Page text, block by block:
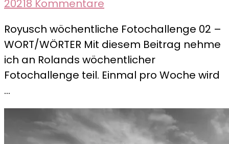
20218 Kommentare
(sieht’s
zur
Zeit
aus)
Royusch wöchentliche Fotochallenge 02 –
WORT/WÖRTER Mit diesem Beitrag nehme
ich an Rolands wöchentlicher
Fotochallenge teil. Einmal pro Woche wird
…